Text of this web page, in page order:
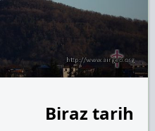
Biraz tarih